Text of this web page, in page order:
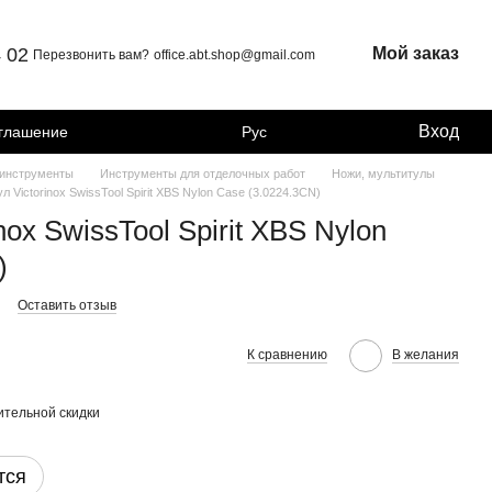
02 Перезвонить вам? office.abt.shop@gmail.com Мой заказ
Рус Вход
Инструменты для отделочных работ
Ножи, мультитулы
Victorinox SwissTool Spirit XBS Nylon Case (3.0224.3CN)
SwissTool Spirit XBS Nylon
Оставить отзыв
К сравнению В желания
скидки